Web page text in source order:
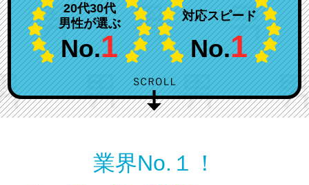
対応スピード
No.1
20代30代
男性が選ぶ
No.1
業界No.１！